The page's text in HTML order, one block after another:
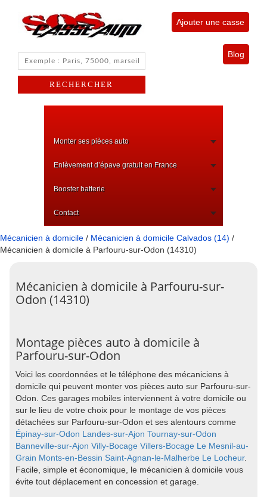
Ajouter une casse
Blog
Monter ses pièces auto
Enlèvement d’épave gratuit en France
Booster batterie
Contact
Mécanicien à domicile / Mécanicien à domicile Calvados (14) /
Mécanicien à domicile à Parfouru-sur-Odon (14310)
Mécanicien à domicile à Parfouru-sur-
Odon (14310)
Montage pièces auto à domicile à
Parfouru-sur-Odon
Voici les coordonnées et le téléphone des mécaniciens à
domicile qui peuvent monter vos pièces auto sur Parfouru-sur-
Odon. Ces garages mobiles interviennent à votre domicile ou
sur le lieu de votre choix pour le montage de vos pièces
détachées sur Parfouru-sur-Odon et ses alentours comme
Épinay-sur-Odon Landes-sur-Ajon Tournay-sur-Odon
Banneville-sur-Ajon Villy-Bocage Villers-Bocage Le Mesnil-au-
Grain Monts-en-Bessin Saint-Agnan-le-Malherbe Le Locheur.
Facile, simple et économique, le mécanicien à domicile vous
évite tout déplacement en concession et garage.